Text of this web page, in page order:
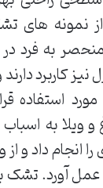
نمونه های
به فرد
کاربرد
استفاده
و ویلا به
انجام داد و
عمل آورد. تشک